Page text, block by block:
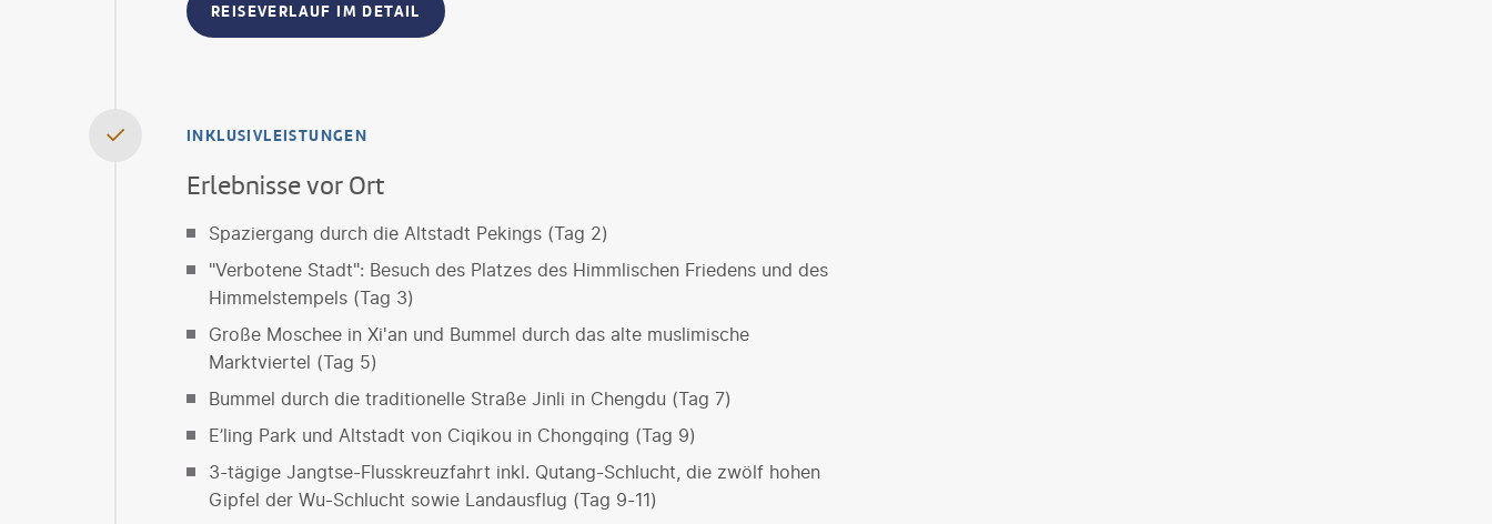
REISEVERLAUF IM DETAIL
INKLUSIVLEISTUNGEN
Erlebnisse vor Ort
Spaziergang durch die Altstadt Pekings (Tag 2)
"Verbotene Stadt": Besuch des Platzes des Himmlischen Friedens und des
Himmelstempels (Tag 3)
Große Moschee in Xi'an und Bummel durch das alte muslimische
Marktviertel (Tag 5)
Bummel durch die traditionelle Straße Jinli in Chengdu (Tag 7)
E’ling Park und Altstadt von Ciqikou in Chongqing (Tag 9)
3-tägige Jangtse-Flusskreuzfahrt inkl. Qutang-Schlucht, die zwölf hohen
Gipfel der Wu-Schlucht sowie Landausflug (Tag 9-11)